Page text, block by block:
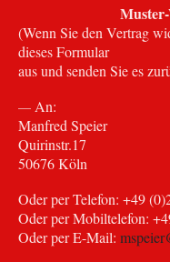
(Wenn Sie den Vertrag
dieses Formular
aus und senden Sie es
— An:
Manfred Speier
Quirinstr.17
50676 Köln
Oder per Telefon: +49
Oder per Mobiltelefon:
Oder per E-Mail: